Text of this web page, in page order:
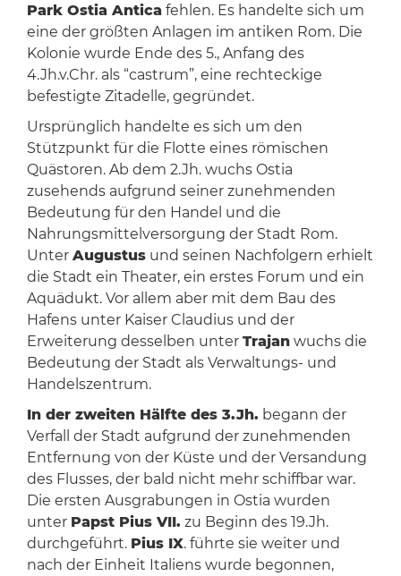
Park Ostia Antica fehlen. Es handelte sich um
eine der größten Anlagen im antiken Rom. Die
Kolonie wurde Ende des 5., Anfang des
4.Jh.v.Chr. als “castrum”, eine rechteckige
befestigte Zitadelle, gegründet.
Ursprünglich handelte es sich um den
Stützpunkt für die Flotte eines römischen
Quästoren. Ab dem 2.Jh. wuchs Ostia
zusehends aufgrund seiner zunehmenden
Bedeutung für den Handel und die
Nahrungsmittelversorgung der Stadt Rom.
Unter Augustusund seinen Nachfolgern erhielt
die Stadt ein Theater, ein erstes Forum und ein
Aquädukt. Vor allem aber mit dem Bau des
Hafens unter Kaiser Claudius und der
Erweiterung desselben unter Trajanwuchs die
Bedeutung der Stadt als Verwaltungs- und
Handelszentrum.
In der zweiten Hälfte des 3.Jh. begann der
Verfall der Stadt aufgrund der zunehmenden
Entfernung von der Küste und der Versandung
des Flusses, der bald nicht mehr schiffbar war.
Die ersten Ausgrabungen in Ostia wurden
unter Papst Pius VII. zu Beginn des 19.Jh.
durchgeführt. Pius IX. führte sie weiter und
nach der Einheit Italiens wurde begonnen,